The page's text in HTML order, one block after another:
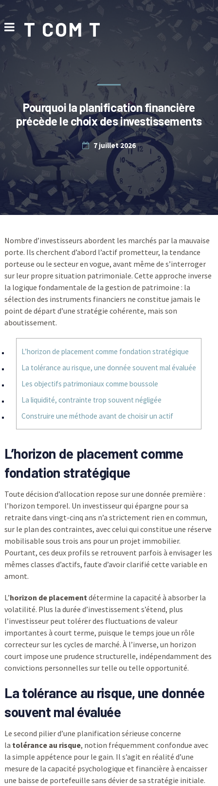
T COM T
Pourquoi la planification financière
précède le choix des investissements
7 juillet 2026
Nombre d’investisseurs abordent les marchés par la mauvaise
porte. Ils cherchent d’abord l’actif prometteur, la tendance
porteuse ou le secteur en vogue, avant même de s’interroger
sur leur propre situation patrimoniale. Cette approche inverse
la logique fondamentale de la gestion de patrimoine : la
sélection des instruments financiers ne constitue jamais le
point de départ d’une stratégie cohérente, mais son
aboutissement.
L’horizon de placement comme fondation stratégique
La tolérance au risque, une donnée souvent mal évaluée
Les objectifs patrimoniaux comme boussole
La liquidité, contrainte trop souvent négligée
Construire une méthode avant de choisir un actif
L’horizon de placement comme
fondation stratégique
Toute décision d’allocation repose sur une donnée première :
l’horizon temporel. Un investisseur qui épargne pour sa
retraite dans vingt-cinq ans n’a strictement rien en commun,
sur le plan des contraintes, avec celui qui constitue une réserve
mobilisable sous trois ans pour un projet immobilier.
Pourtant, ces deux profils se retrouvent parfois à envisager les
mêmes classes d’actifs, faute d’avoir clarifié cette variable en
amont.
L’horizon de placementdétermine la capacité à absorber la
volatilité. Plus la durée d’investissement s’étend, plus
l’investisseur peut tolérer des fluctuations de valeur
importantes à court terme, puisque le temps joue un rôle
correcteur sur les cycles de marché. À l’inverse, un horizon
court impose une prudence structurelle, indépendamment des
convictions personnelles sur telle ou telle opportunité.
La tolérance au risque, une donnée
souvent mal évaluée
Le second pilier d’une planification sérieuse concerne
la tolérance au risque, notion fréquemment confondue avec
la simple appétence pour le gain. Il s’agit en réalité d’une
mesure de la capacité psychologique et financière à encaisser
une baisse de portefeuille sans dévier de sa stratégie initiale.